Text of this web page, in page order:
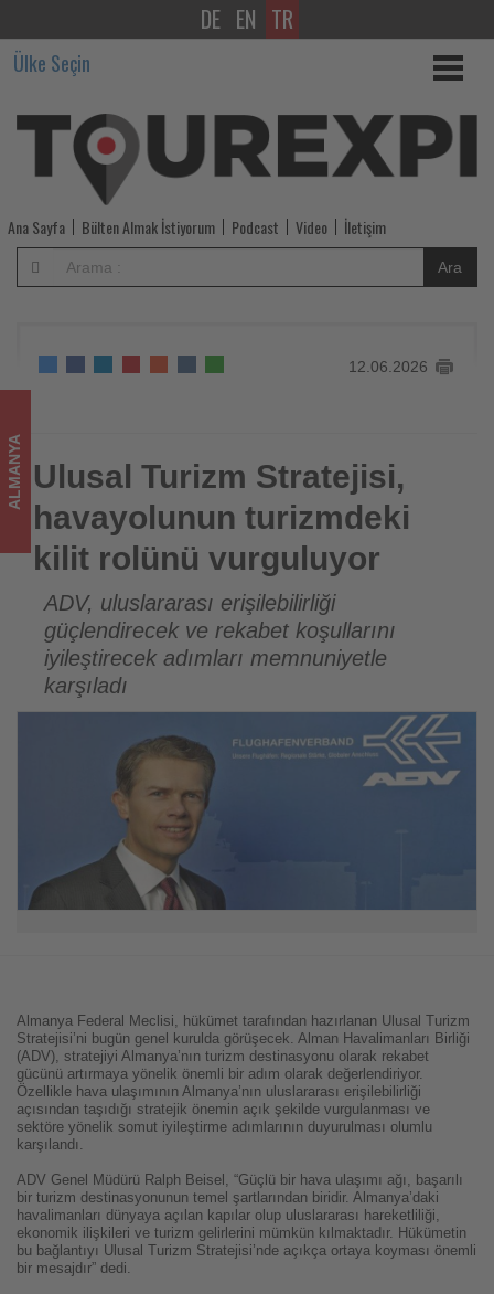
Ulusal
Turizm
Stratejisi,
havayolunun
turizmdeki
kilit
rolünü
vurguluyor
-
Tourexpi,
sizler
için
turizmde
olup
bitenleri
takip
DE EN TR
Ülke Seçin
Ana Sayfa Bülten Almak İstiyorum Podcast Video İletişim
Ara
12.06.2026
Ulusal Turizm Stratejisi, havayolunun turizmdeki kilit rolünü
vurguluyor
ALMANYA Ulusal Turizm Stratejisi,
havayolunun turizmdeki
kilit rolünü vurguluyor
ADV, uluslararası erişilebilirliği
güçlendirecek ve rekabet koşullarını
iyileştirecek adımları memnuniyetle
karşıladı
Almanya Federal Meclisi, hükümet tarafından hazırlanan Ulusal Turizm
Stratejisi’ni bugün genel kurulda görüşecek. Alman Havalimanları Birliği
(ADV), stratejiyi Almanya’nın turizm destinasyonu olarak rekabet
gücünü artırmaya yönelik önemli bir adım olarak değerlendiriyor.
Özellikle hava ulaşımının Almanya’nın uluslararası erişilebilirliği
açısından taşıdığı stratejik önemin açık şekilde vurgulanması ve
sektöre yönelik somut iyileştirme adımlarının duyurulması olumlu
karşılandı.
ADV Genel Müdürü Ralph Beisel, “Güçlü bir hava ulaşımı ağı, başarılı
bir turizm destinasyonunun temel şartlarından biridir. Almanya’daki
havalimanları dünyaya açılan kapılar olup uluslararası hareketliliği,
ekonomik ilişkileri ve turizm gelirlerini mümkün kılmaktadır. Hükümetin
bu bağlantıyı Ulusal Turizm Stratejisi’nde açıkça ortaya koyması önemli
bir mesajdır” dedi.